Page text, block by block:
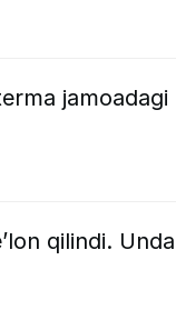
jamoadagi
qilindi. Unda